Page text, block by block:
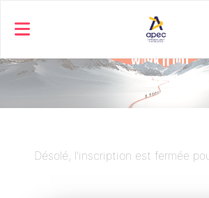
Désolé, l'inscription est fermée